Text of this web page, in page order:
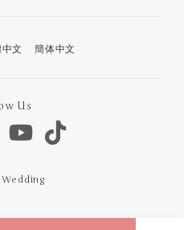
文 簡体中文
Us